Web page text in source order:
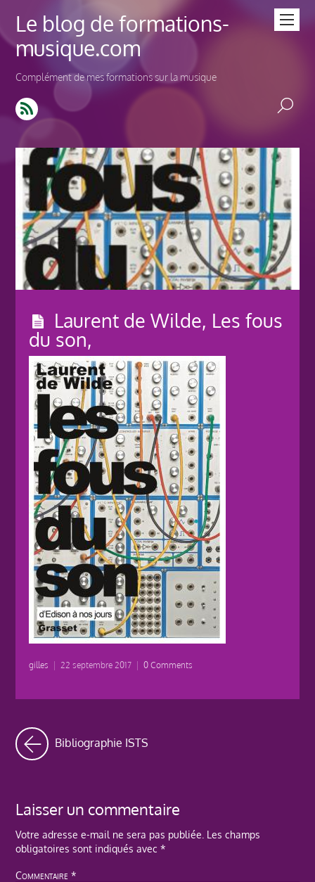
Le blog de formations-
musique.com
Complément de mes formations sur la musique
Laurent de Wilde, Les fous
du son,
gilles 22 septembre 2017 0 Comments
Bibliographie ISTS
Laisser un commentaire
Votre adresse e-mail ne sera pas publiée. Les champs
obligatoires sont indiqués avec*
Commentaire*